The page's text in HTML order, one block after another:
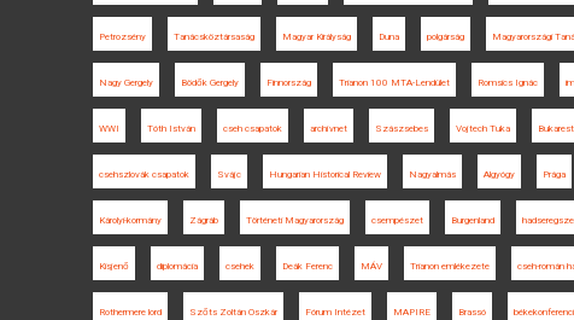
Petrozsény Tanácsköztársaság Magyar Királyság Duna polgárság Magyarországi
Nagy Gergely Bödők Gergely Finnország Trianon 100 MTA-Lendület Romsics Ignác
WWI Tóth István cseh csapatok archívnet Szászsebes Vojtech Tuka
csehszlovák csapatok Svájc Hungarian Historical Review Nagyalmás Algyógy Prága
Károlyi-kormány Zágráb Történeti Magyarország csempészet Burgenland
Kisjenő diplomácia csehek Deák Ferenc MÁV Trianon emlékezete cseh-román
Rothermere lord Szőts Zoltán Oszkár Fórum Intézet MAPIRE Brassó